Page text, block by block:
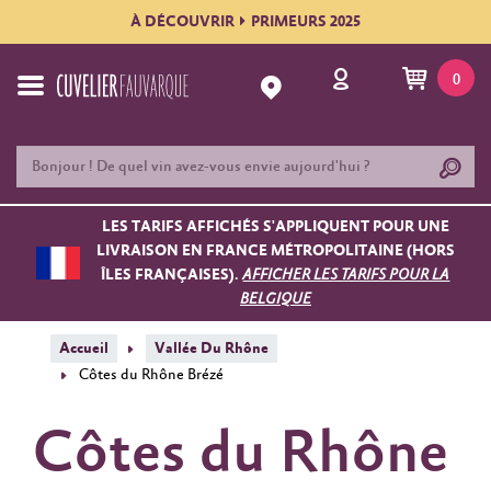
À DÉCOUVRIR PRIMEURS 2025
0
LES TARIFS AFFICHÉS S'APPLIQUENT POUR UNE
LIVRAISON EN FRANCE MÉTROPOLITAINE (HORS
ÎLES FRANÇAISES).AFFICHER LES TARIFS POUR LA
BELGIQUE
Accueil
Vallée Du Rhône
Côtes du Rhône Brézé
Côtes du Rhône